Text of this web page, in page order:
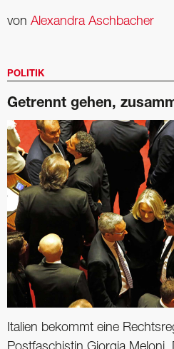
von Alexandra Aschbacher
POLITIK
Getrennt gehen,
Italien bekommt eine